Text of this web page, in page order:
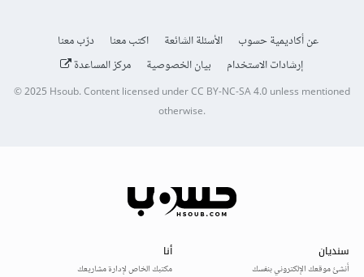
عن أكاديمية حسوب الأسئلة الشائعة اكتب معنا
درّب معنا
إرشادات الاستخدام
بيان الخصوصية مركز المساعدة
© 2025Hsoub.Content licensed underCC BY-NC-SA 4.0unless mentioned
otherwise.